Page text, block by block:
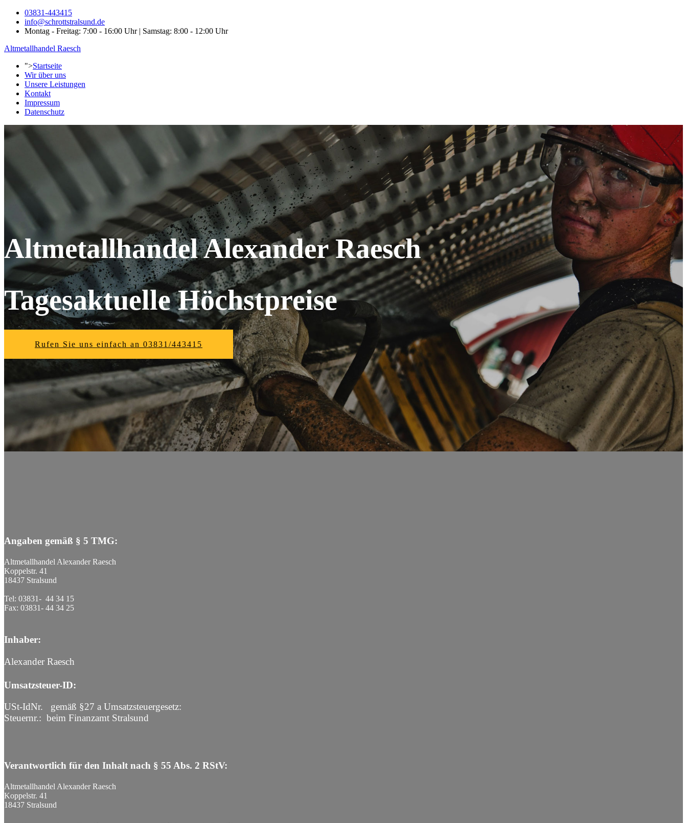
03831-443415
info@schrottstralsund.de
Montag - Freitag: 7:00 - 16:00 Uhr | Samstag: 8:00 - 12:00 Uhr
Altmetallhandel Raesch
">Startseite
Wir über uns
Unsere Leistungen
Kontakt
Impressum
Datenschutz
Altmetallhandel Alexander Raesch
Tagesaktuelle Höchstpreise
Rufen Sie uns einfach an 03831/443415
Angaben gemäß § 5 TMG:
Altmetallhandel Alexander Raesch
Koppelstr. 41
18437 Stralsund
Tel: 03831- 44 34 15
Fax: 03831- 44 34 25
Inhaber:
Alexander Raesch
Umsatzsteuer-ID:
USt-IdNr. gemäß §27 a Umsatzsteuergesetz:
Steuernr.: beim Finanzamt Stralsund
Verantwortlich für den Inhalt nach § 55 Abs. 2 RStV:
Altmetallhandel Alexander Raesch
Koppelstr. 41
18437 Stralsund